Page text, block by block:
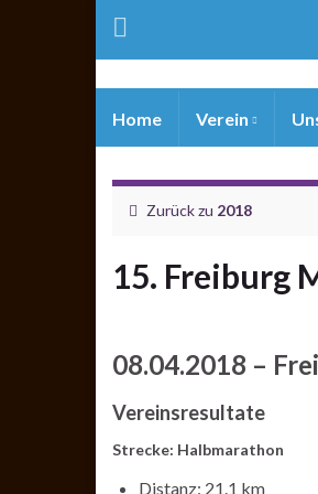
Home Verein
Zurück zu 2018
15. Freiburg
08.04.2018 –
Vereinsresultate
Strecke: Halbmarathon
Distanz: 21.1 km